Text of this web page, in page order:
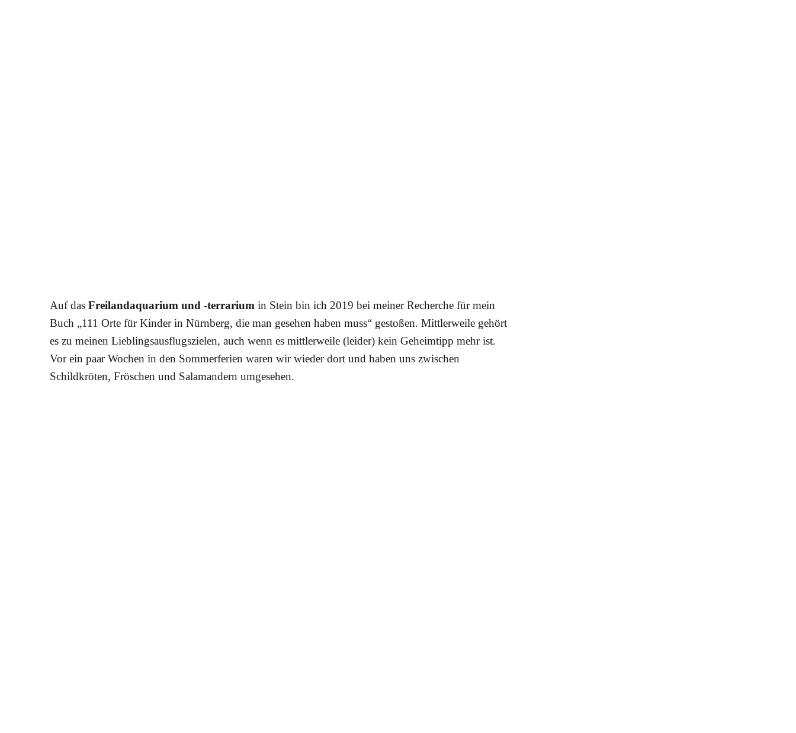
Auf das Freilandaquarium und -terrarium in Stein bin ich 2019 bei meiner Recherche für mein
Buch „111 Orte für Kinder in Nürnberg, die man gesehen haben muss“ gestoßen. Mittlerweile gehört
es zu meinen Lieblingsausflugszielen, auch wenn es mittlerweile (leider) kein Geheimtipp mehr ist.
Vor ein paar Wochen in den Sommerferien waren wir wieder dort und haben uns zwischen
Schildkröten, Fröschen und Salamandern umgesehen.